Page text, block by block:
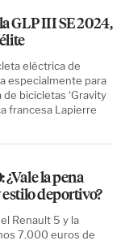
GLP III SE 2024,
eléctrica de
especialmente para
bicicletas ‘Gravity
francesa Lapierre
la pena
deportivo?
Renault 5 y la
7.000 euros de